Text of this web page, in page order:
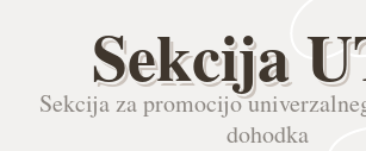
Sekcija
Sekcija za promocijo
dohodka